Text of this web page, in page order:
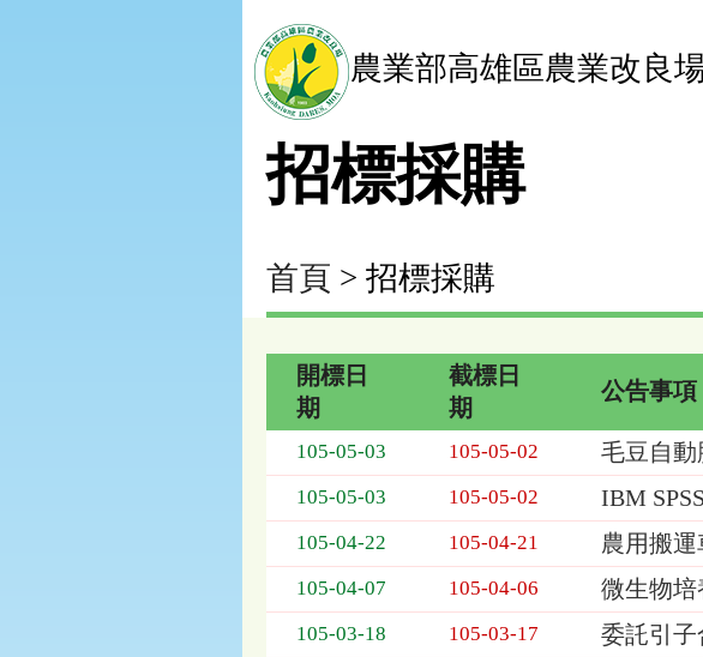
農業部高雄區農業改良
招標採購
首頁 > 招標採購
購
表，
位
開標日
期
截標日
期
公告事項
105-05-03 105-05-02 毛豆自動
105-05-03 105-05-02 IBM
105-04-22 105-04-21 農用搬運
105-04-07 105-04-06 微生物
105-03-18 105-03-17 委託引子